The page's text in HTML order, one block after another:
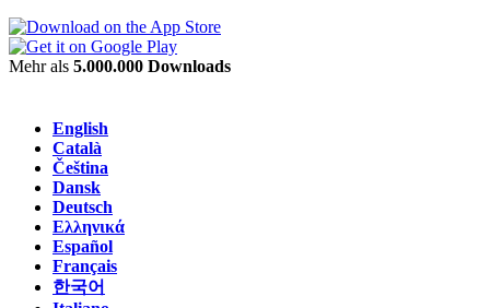
Mehr als 5.000.000 Downloads
English
Català
Čeština
Dansk
Deutsch
Ελληνικά
Español
Français
한국어